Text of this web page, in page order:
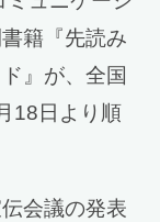
籍『先読み
』が、全国
18日より順
会議の発表